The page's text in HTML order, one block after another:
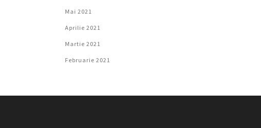
Mai 2021
Aprilie 2021
Martie 2021
Februarie 2021